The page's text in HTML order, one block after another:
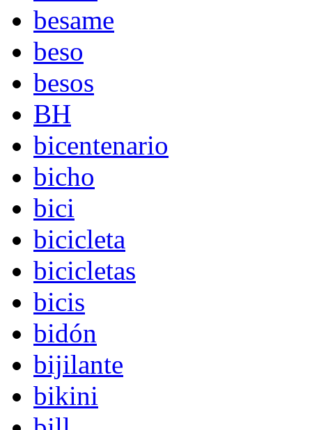
besame
beso
besos
BH
bicentenario
bicho
bici
bicicleta
bicicletas
bicis
bidón
bijilante
bikini